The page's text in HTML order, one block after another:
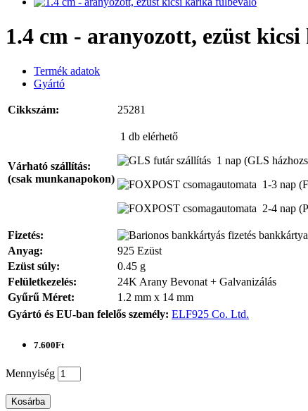
1.4 cm - aranyozott, ezüst
Termék adatok
Gyártó
Cikkszám: 25281
Várható szállítás:
(csak munkanapokon)
1 db elérhető
1 nap (GLS
1-3 nap
2-4 nap
Fizetés:
Anyag:
925 Ezüst
Ezüst súly:
0.45 g
Felületkezelés:
24K Arany Bevonat + Galvanizálás
Gyűrű Méret:
1.2 mm x 14 mm
Gyártó és EU-ban felelős személy: ELF925 Co. Ltd.
7.600Ft
Mennyiség
Kosárba